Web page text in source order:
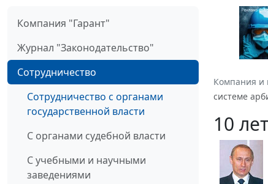
Компания "Гарант"
Журнал "Законодательство"
Cотрудничество
Сотрудничество с органами
государственной власти
С органами судебной власти
С учебными и научными
заведениями
Компания и
системе
10